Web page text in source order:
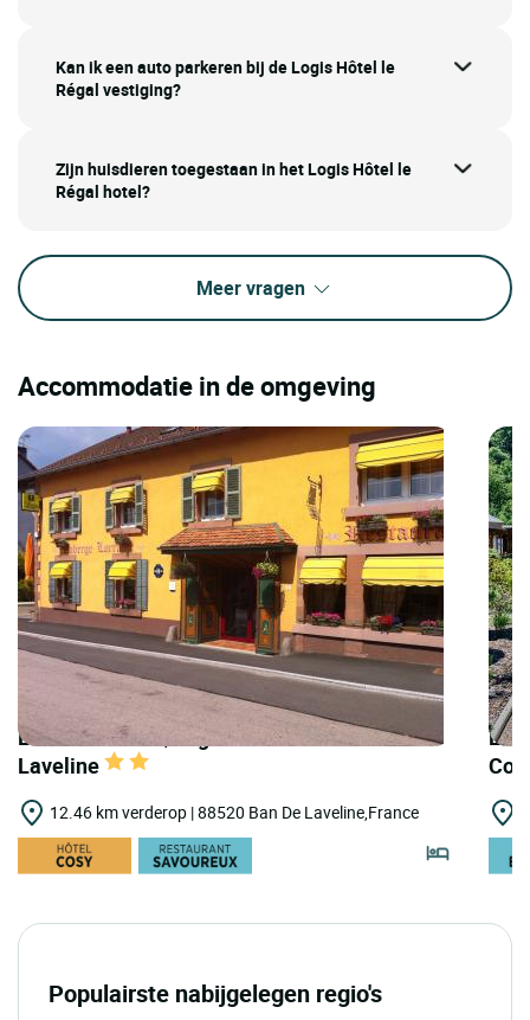
Kan ik een auto parkeren bij de Logis Hôtel le
Régal vestiging?
Zijn huisdieren toegestaan in het Logis Hôtel le
Régal hotel?
Meer vragen
Accommodatie in de omgeving
LOGIS HOTELS | Logis Hôtel Maison de
Laveline
12.46 km verderop | 88520 Ban De Laveline,France
Populairste nabijgelegen regio's